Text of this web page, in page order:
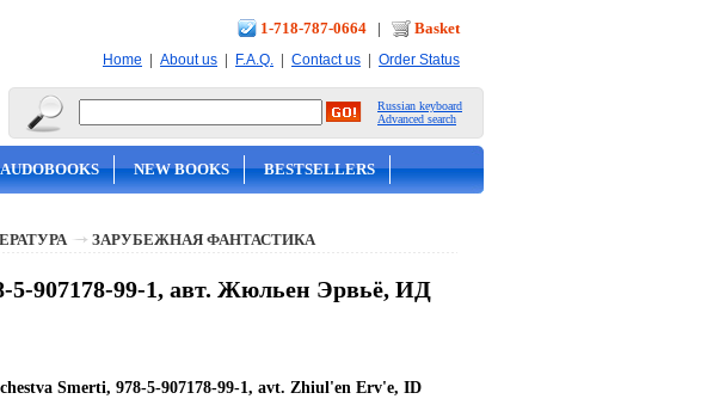
1-718-787-0664 | Basket
Home | About us | F.A.Q. | Contact us | Order Status
Russian keyboard
Advanced search
AUDOBOOKS NEW BOOKS BESTSELLERS
ЗАРУБЕЖНАЯ ФАНТАСТИКА
5-907178-99-1, авт. Жюльен Эрвьё, ИД
Smerti, 978-5-907178-99-1, avt. Zhiul'en Erv'e, ID